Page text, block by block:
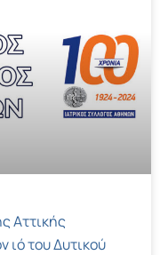
Αττικής
ιό του Δυτικού